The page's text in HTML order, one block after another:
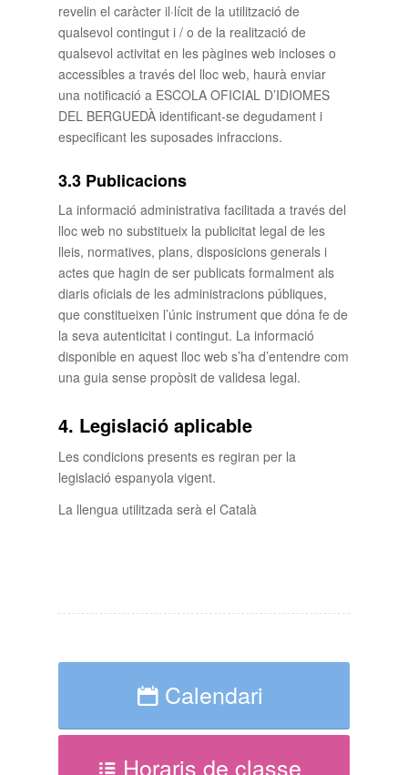
revelin el caràcter il·lícit de la utilització de
qualsevol contingut i / o de la realització de
qualsevol activitat en les pàgines web incloses o
accessibles a través del lloc web, haurà enviar
una notificació a ESCOLA OFICIAL D’IDIOMES
DEL BERGUEDÀ identificant-se degudament i
especificant les suposades infraccions.
3.3 Publicacions
La informació administrativa facilitada a través del
lloc web no substitueix la publicitat legal de les
lleis, normatives, plans, disposicions generals i
actes que hagin de ser publicats formalment als
diaris oficials de les administracions públiques,
que constitueixen l’únic instrument que dóna fe de
la seva autenticitat i contingut. La informació
disponible en aquest lloc web s’ha d’entendre com
una guia sense propòsit de validesa legal.
4. Legislació aplicable
Les condicions presents es regiran per la
legislació espanyola vigent.
La llengua utilitzada serà el Català
Calendari
Horaris de classe